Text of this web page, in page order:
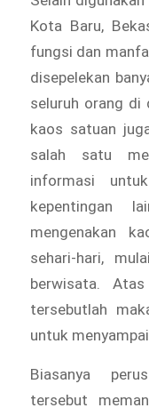
Kota Baru,
fungsi dan
disepelekan
seluruh orang
kaos satuan
salah satu
informasi
kepentingan
mengenakan
sehari-hari,
berwisata.
tersebutlah
untuk
Biasanya
tersebut